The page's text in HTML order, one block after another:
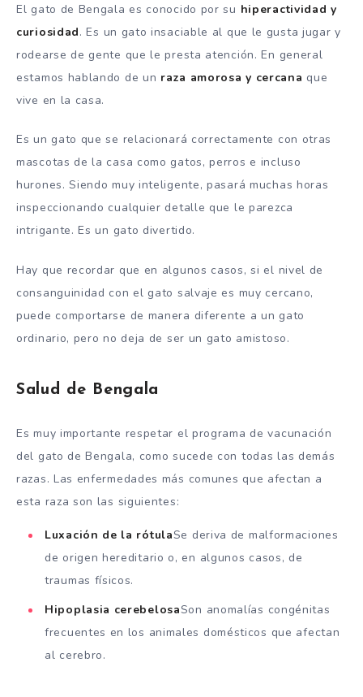
El gato de Bengala es conocido por su hiperactividad y
curiosidad. Es un gato insaciable al que le gusta jugar y
rodearse de gente que le presta atención. En general
estamos hablando de un raza amorosa y cercana que
vive en la casa.
Es un gato que se relacionará correctamente con otras
mascotas de la casa como gatos, perros e incluso
hurones. Siendo muy inteligente, pasará muchas horas
inspeccionando cualquier detalle que le parezca
intrigante. Es un gato divertido.
Hay que recordar que en algunos casos, si el nivel de
consanguinidad con el gato salvaje es muy cercano,
puede comportarse de manera diferente a un gato
ordinario, pero no deja de ser un gato amistoso.
Salud de Bengala
Es muy importante respetar el programa de vacunación
del gato de Bengala, como sucede con todas las demás
razas. Las enfermedades más comunes que afectan a
esta raza son las siguientes:
Luxación de la rótulaSe deriva de malformaciones
de origen hereditario o, en algunos casos, de
traumas físicos.
Hipoplasia cerebelosaSon anomalías congénitas
frecuentes en los animales domésticos que afectan
al cerebro.